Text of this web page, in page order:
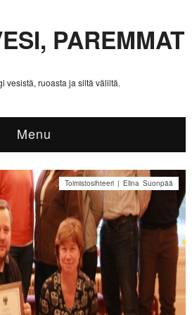
PAREMMAT
vesistä, ruoasta ja siltä väliltä.
Menu
Toimistosihteeri | Elina Suonpää